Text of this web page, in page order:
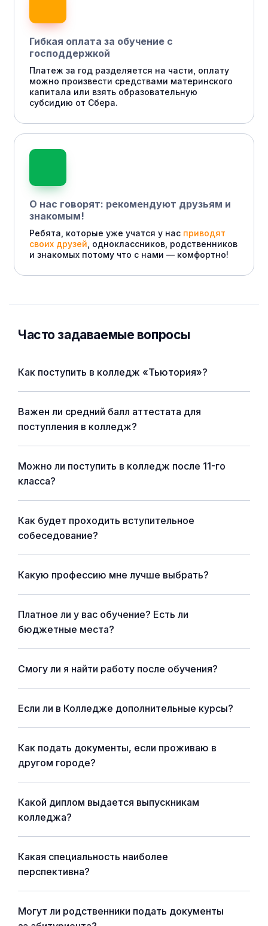
Гибкая оплата за обучение с
господдержкой
Платеж за год разделяется на части, оплату
можно произвести средствами материнского
капитала или взять образовательную
субсидию от Сбера.
О нас говорят: рекомендуют друзьям и
знакомым!
Ребята, которые уже учатся у нас приводят
своих друзей , одноклассников, родственников
и знакомых потому что с нами — комфортно!
Часто задаваемые вопросы
Как поступить в колледж «Тьютория»?
Важен ли средний балл аттестата для
поступления в колледж?
Можно ли поступить в колледж после 11-го
класса?
Как будет проходить вступительное
собеседование?
Какую профессию мне лучше выбрать?
Платное ли у вас обучение? Есть ли
бюджетные места?
Смогу ли я найти работу после обучения?
Если ли в Колледже дополнительные курсы?
Как подать документы, если проживаю в
другом городе?
Какой диплом выдается выпускникам
колледжа?
Какая специальность наиболее
перспективна?
Могут ли родственники подать документы